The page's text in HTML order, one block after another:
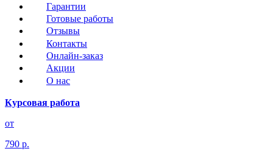
Гарантии
Готовые работы
Отзывы
Контакты
Онлайн-заказ
Акции
О нас
Курсовая работа
от
790 р.